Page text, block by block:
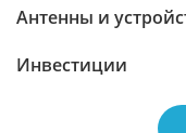
Антенны и
Инвестиции